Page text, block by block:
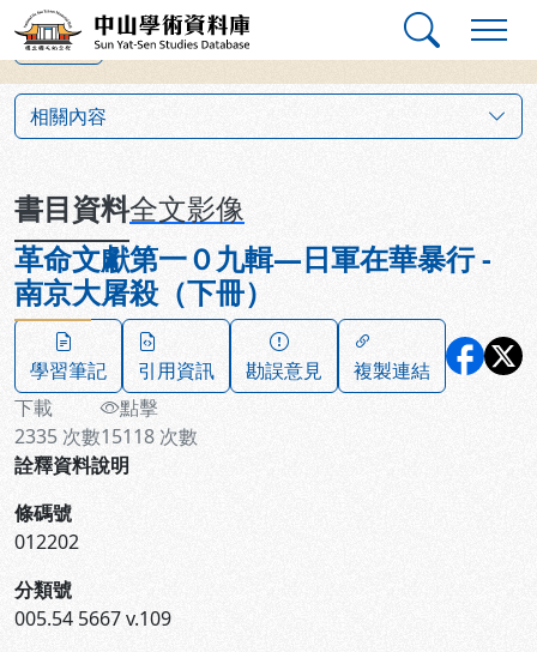
跳到主要內容
中山學術資料庫
上一筆
相關內容
書目資料全文影像
革命文獻第一０九輯—日軍在華暴行 -
南京大屠殺（下冊）
學習筆記 引用資訊 勘誤意見
複製連結
下載
2335 次數
點擊
15118 次數
詮釋資料說明
條碼號
012202
分類號
005.54 5667 v.109